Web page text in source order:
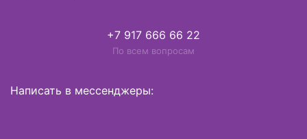
+7 917 666 66 22
По всем вопросам
Написать в мессенджеры: